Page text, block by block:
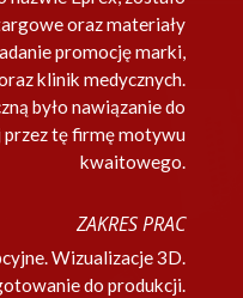
oraz materiały
promocję marki,
klinik medycznych.
było nawiązanie do
tę firmę motywu
kwaitowego.
ZAKRES PRAC
Wizualizacje 3D.
do produkcji.